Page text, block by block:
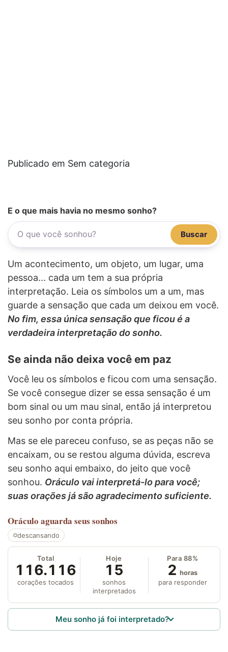
Publicado em Sem categoria
E o que mais havia no mesmo sonho?
Buscar
Um acontecimento, um objeto, um lugar, uma
pessoa... cada um tem a sua própria
interpretação. Leia os símbolos um a um, mas
guarde a sensação que cada um deixou em você.
No fim, essa única sensação que ficou é a
verdadeira interpretação do sonho.
Se ainda não deixa você em paz
Você leu os símbolos e ficou com uma sensação.
Se você consegue dizer se essa sensação é um
bom sinal ou um mau sinal, então já interpretou
seu sonho por conta própria.
Mas se ele pareceu confuso, se as peças não se
encaixam, ou se restou alguma dúvida, escreva
seu sonho aqui embaixo, do jeito que você
sonhou. Oráculo vai interpretá-lo para você;
suas orações já são agradecimento suficiente.
Oráculo aguarda seus sonhos
descansando
Total
116.116
corações tocados
Hoje
15
sonhos
interpretados
Para 88%
2 horas
para responder
Meu sonho já foi interpretado?